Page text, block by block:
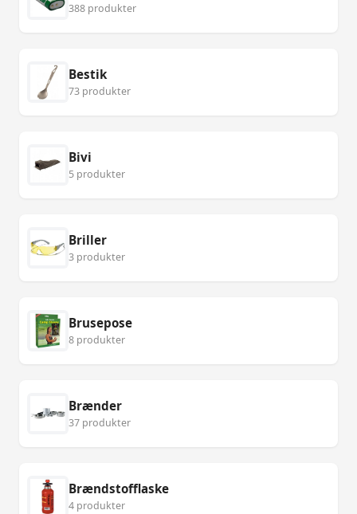
388 produkter
Bestik
73 produkter
Bivi
5 produkter
Briller
3 produkter
Brusepose
8 produkter
Brænder
37 produkter
Brændstofflaske
4 produkter